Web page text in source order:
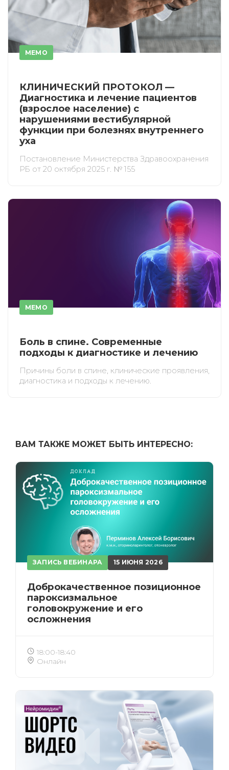
MEMO
КЛИНИЧЕСКИЙ ПРОТОКОЛ —
Диагностика и лечение пациентов
(взрослое население) с
нарушениями вестибулярной
функции при болезнях внутреннего
уха
Постановление Министерства Здравоохранения
РБ от 20 октября 2025 г. № 155
MEMO
Боль в спине. Современные
подходы к диагностике и лечению
Причины боли в спине, клинические проявления,
диагностика и подходы к лечению.
ВАМ ТАКЖЕ МОЖЕТ БЫТЬ ИНТЕРЕСНО:
ЗАПИСЬ ВЕБИНАРА 15 ИЮНЯ 2026
Доброкачественное позиционное
пароксизмальное
головокружение и его
осложнения
18:00-18:40
Онлайн
ЗАРЕГИСТРИРОВАТЬСЯ
ПОЛУЧИТЬ
После подтверждения медкоины будут
ОТМЕНА
Приобретено